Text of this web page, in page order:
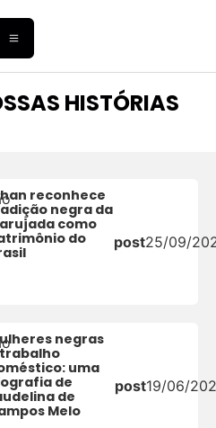
HISTÓRIAS
reconhece
negra da
como
do
post25/09/
negras
uma
de
de
Melo
post19/06/